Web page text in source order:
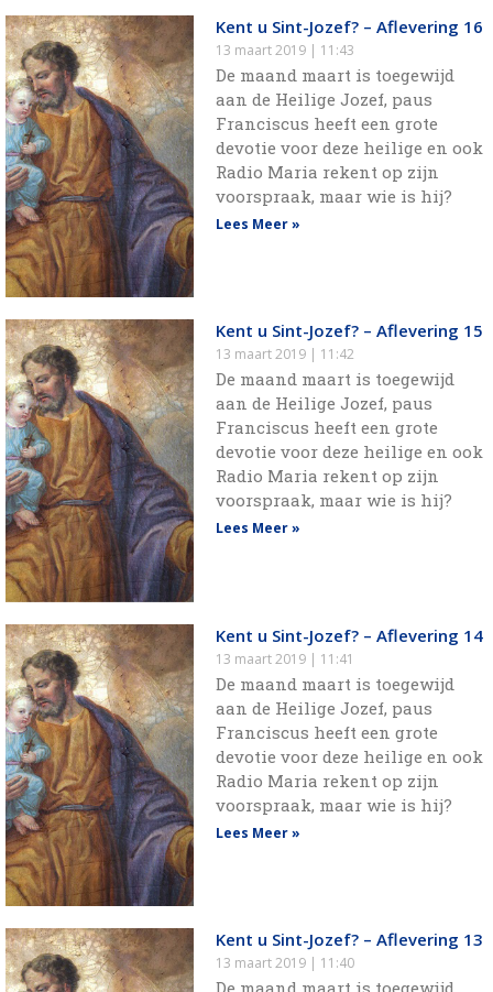
Kent u Sint-Jozef? – Aflevering 16
13 maart 2019 11:43
De maand maart is toegewijd
aan de Heilige Jozef, paus
Franciscus heeft een grote
devotie voor deze heilige en ook
Radio Maria rekent op zijn
voorspraak, maar wie is hij?
Lees Meer »
Kent u Sint-Jozef? – Aflevering 15
13 maart 2019 11:42
De maand maart is toegewijd
aan de Heilige Jozef, paus
Franciscus heeft een grote
devotie voor deze heilige en ook
Radio Maria rekent op zijn
voorspraak, maar wie is hij?
Lees Meer »
Kent u Sint-Jozef? – Aflevering 14
13 maart 2019 11:41
De maand maart is toegewijd
aan de Heilige Jozef, paus
Franciscus heeft een grote
devotie voor deze heilige en ook
Radio Maria rekent op zijn
voorspraak, maar wie is hij?
Lees Meer »
Kent u Sint-Jozef? – Aflevering 13
13 maart 2019 11:40
De maand maart is toegewijd